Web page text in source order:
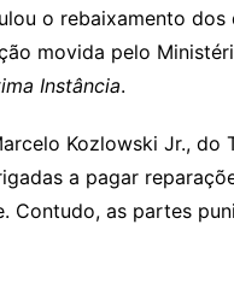
o rebaixamento dos
movida pelo
Instância.
Kozlowski Jr., do
a pagar
Contudo, as partes